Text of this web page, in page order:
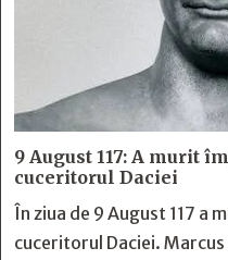
9 August 117: A murit
cuceritorul Daciei
În ziua de 9 August 117 a
cuceritorul Daciei.